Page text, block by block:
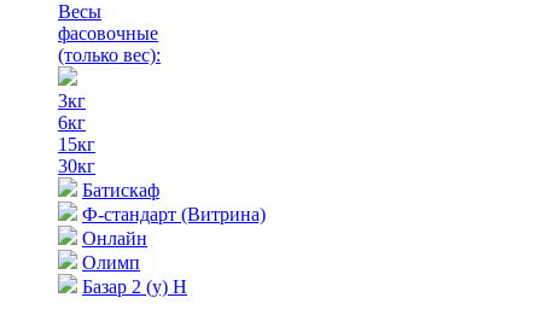
Весы
фасовочные
(только вес):
3кг
6кг
15кг
30кг
Батискаф
Ф-стандарт (Витрина)
Онлайн
Олимп
Базар 2 (у) Н